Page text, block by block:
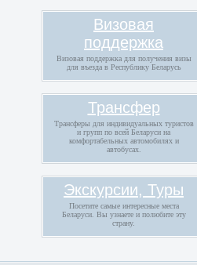
Визовая
поддержка
Визовая поддержка для получения визы
для въезда в Республику Беларусь
Трансфер
Трансферы для индивидуальных туристов
и групп по всей Беларуси на
комфортабельных автомобилях и
автобусах.
Экскурсии, Туры
Посетите самые интересные места
Беларуси. Вы узнаете и полюбите эту
страну.